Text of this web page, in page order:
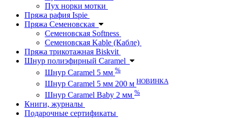
Пух норки мотки
Пряжа рафия Ispie
Пряжа Семеновская
Семеновская Softness
Семеновская Kable (Кабле)
Пряжа трикотажная Biskvit
Шнур полиэфирный Caramel
Шнур Caramel 5 мм %
Шнур Caramel 5 мм 200 м НОВИНКА
Шнур Caramel Baby 2 мм %
Книги, журналы
Подарочные сертификаты